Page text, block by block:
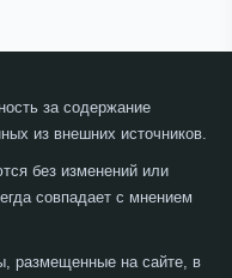
за содержание
из внешних источников.
без изменений или
совпадает с мнением
размещенные на сайте, в